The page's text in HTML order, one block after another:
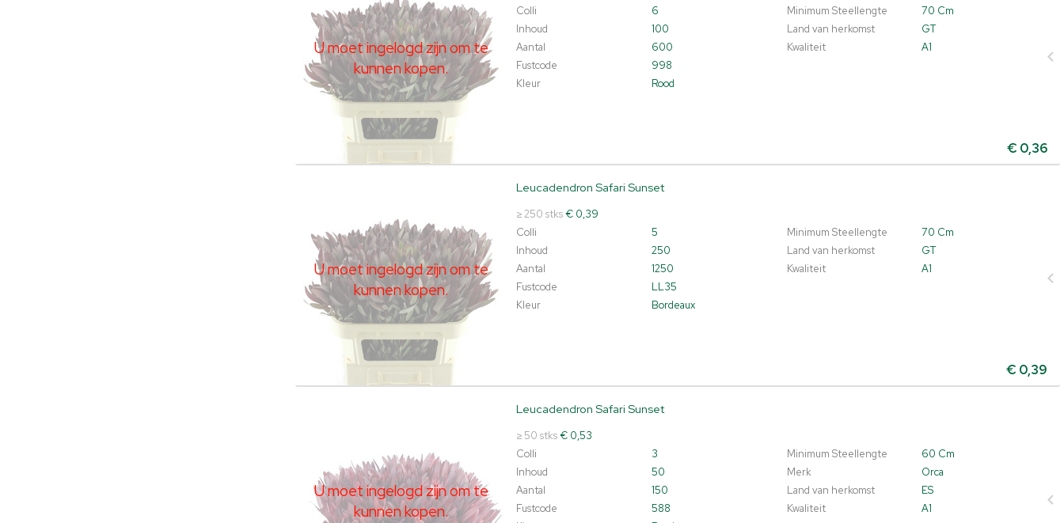
U moet ingelogd zijn om te
kunnen kopen.
Colli
6 Minimum Steellengte
70 Cm
Inhoud
100 Land van herkomst
GT
Aantal
600 Kwaliteit
A1
Fustcode
998
Kleur
Rood
€ 0,36
U moet ingelogd zijn om te
kunnen kopen.
Leucadendron Safari Sunset
≥ 250 stks€ 0,39
Colli
5 Minimum Steellengte
70 Cm
Inhoud
250 Land van herkomst
GT
Aantal
1250 Kwaliteit
A1
Fustcode
LL35
Kleur
Bordeaux
€ 0,39
U moet ingelogd zijn om te kunnen kopen.Klik hier om in te loggen.
U moet ingelogd zijn om te
kunnen kopen.
Leucadendron Safari Sunset
≥ 50 stks€ 0,53
Colli
3 Minimum Steellengte
60 Cm
Inhoud
50 Merk
Orca
Aantal
150 Land van herkomst
ES
Fustcode
588 Kwaliteit
A1
U moet ingelogd zijn om te kunnen kopen.Klik hier om in te loggen.